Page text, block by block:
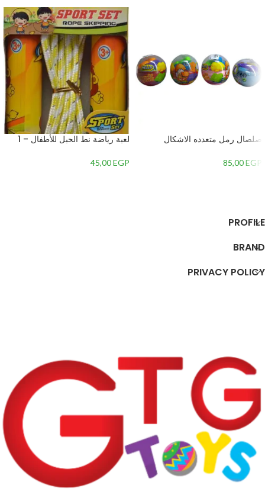
صلصال رمل متعدده الاشكال
85,00EGP
لعبة رياضة نط الحبل للأطفال – 1
45,00EGP
PROFILE
BRAND
PRIVACY POLICY